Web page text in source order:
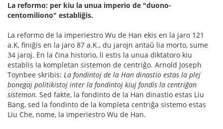
La reformo: per kiu la unua imperio de "duono-
centomiliono" establiĝis.
La reformo de la imperiestro Wu de Han ekis en la jaro 121
a.K, finiĝis en la jaro 87 a.K., du jarojn antaŭ lia morto, sume
34 jaroj. En la ĉina historio, li estis la unua diktatoro kiu
establis la kompletan sistemon de centriĝo. Arnold Joseph
Toynbee skribis: La fondintoj de la Han dinastio estas la plej
bonegaj politikistoj inter la fondintoj kiuj fondis la centriĝan
sistemon. Sed fakte, la fondinto de la Han dinastio estas Liu
Bang, sed la fondinto de la kompleta centriĝa sistemo estas
Liu Che, nome, la imperiestro Wu de Han.